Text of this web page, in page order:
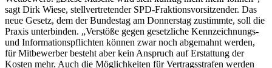
sagt Dirk Wiese, stellvertretender SPD-Fraktionsvorsitzender. Das
neue Gesetz, dem der Bundestag am Donnerstag zustimmte, soll die
Praxis unterbinden. „Verstöße gegen gesetzliche Kennzeichnungs-
und Informationspflichten können zwar noch abgemahnt werden,
für Mitbewerber besteht aber kein Anspruch auf Erstattung der
Kosten mehr. Auch die Möglichkeiten für Vertragsstrafen werden